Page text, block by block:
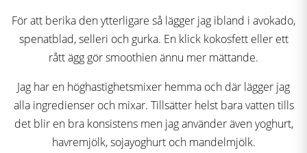
För att berika den ytterligare så lägger jag ibland i avokado,
spenatblad, selleri och gurka. En klick kokosfett eller ett
rått ägg gör smoothien ännu mer mättande.
Jag har en höghastighetsmixer hemma och där lägger jag
alla ingredienser och mixar. Tillsätter helst bara vatten tills
det blir en bra konsistens men jag använder även yoghurt,
havremjölk, sojayoghurt och mandelmjölk.